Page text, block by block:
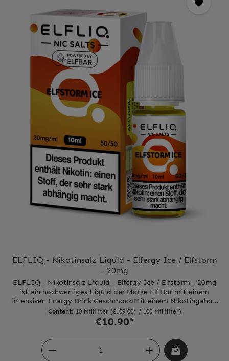
eine höhere Nikotindosis benötigen, aber auch für
Einsteiger, die eine Alternative zu herkömmlichen Zigaretten
ELFLIQ - Nikotinsalz Liquid - Elfergy Ice / Elfstorm
- 20mg
ELFLIQ - Nikotinsalz Liquid - Elfergy Ice / Elfstorm - 20mg
ist ein hochwertiges Liquid der Marke Elf Bar mit einem
intensiven Energy Drink Geschmack!Mit einem Nikotingehalt
von 20mg pro ml Inhalt bietet es eine starke und dennoch
angenehme Dosis Nikotin.Die süßen Aromen von Elfergy Ice
Geschmackserlebnis, das jeden Dampfer begeistern wird.Das
Nikotinsalz sorgt für eine sanfte und schnelle
Nikotinaufnahme, wodurch der Geschmack noch intensiver
Content: 10 Milliliter (€109.00* / 100 Milliliter)
€10.90*